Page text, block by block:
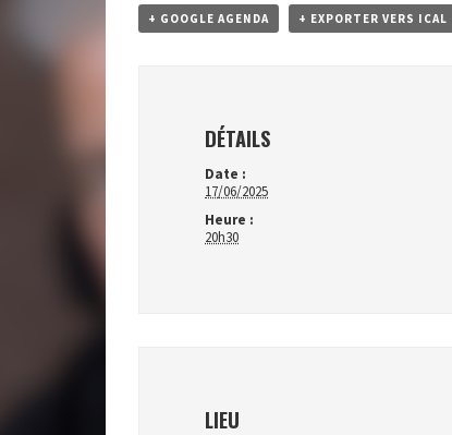
+ GOOGLE AGENDA + EXPORTER VERS ICAL
DÉTAILS
Date :
17/06/2025
Heure :
20h30
LIEU